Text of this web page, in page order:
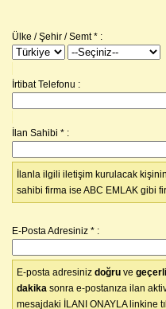
Ülke / Şehir / Semt* :
İrtibat Telefonu :
İlan Sahibi * :
İlanla ilgili iletişim kurulacak kişinin
sahibi firma ise ABC EMLAK gibi
E-Posta Adresiniz * :
E-posta adresiniz doğru ve geçerli
dakika sonra e-postanıza ilan
mesajdaki İLANI ONAYLA linkine